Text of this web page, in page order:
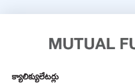
క్యాలిక్యులేటర్లు